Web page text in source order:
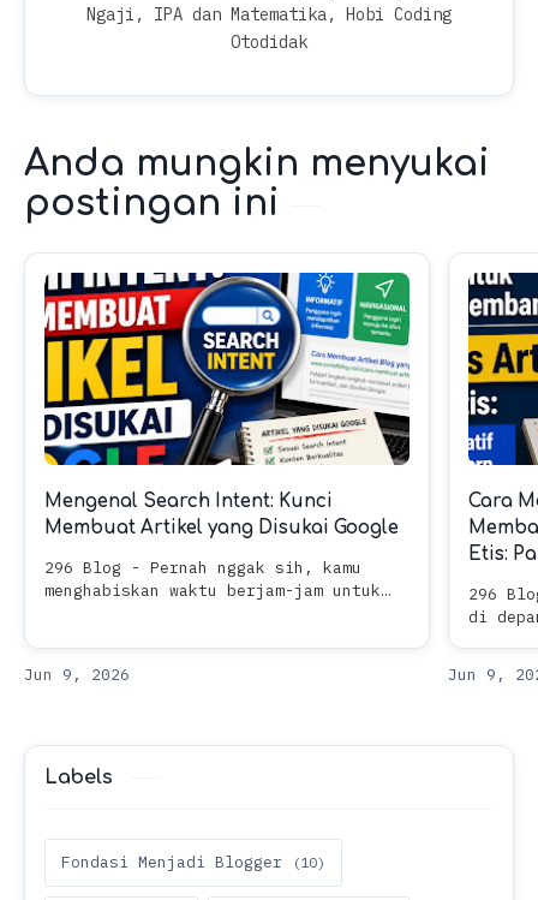
Ngaji, IPA dan Matematika, Hobi Coding
Otodidak
Anda mungkin menyukai
postingan ini
Mengenal Search Intent: Kunci
Membuat Artikel yang Disukai Google
296 Blog - Pernah nggak sih, kamu
menghabiskan waktu berjam-jam untuk
Cara
Etis:
296
di
Labels
Fondasi Menjadi Blogger